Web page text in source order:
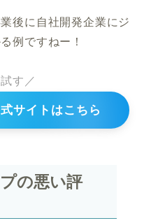
後に自社開発企業にジ
例ですねー！
す／
サイトはこちら
の悪い評